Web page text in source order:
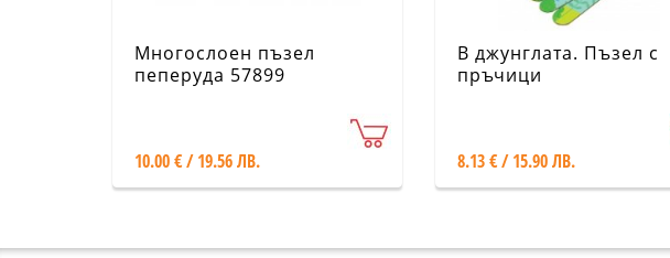
Многослоен пъзел
пеперуда 57899
10.00 € / 19.56 ЛВ.
В джунглата. Пъзел с
пръчици
8.13 € / 15.90 ЛВ.